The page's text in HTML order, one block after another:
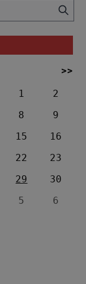
>>
1
2
8
9
15
16
22
23
29
30
5 6